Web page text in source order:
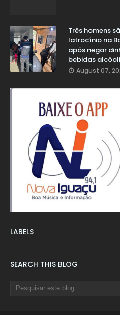
Três homens
latrocínio na
após negar
bebidas
August 07,
LABELS
SEARCH THIS BLOG